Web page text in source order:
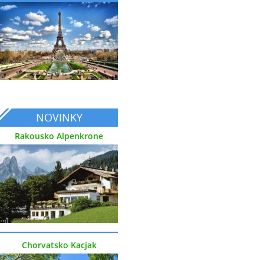
NOVINKY
Rakousko Alpenkrone
Chorvatsko Kacjak